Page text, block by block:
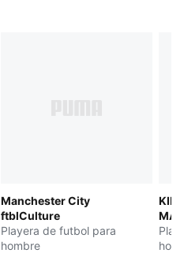
Manchester City
ftblCulture
Playera de futbol para
hombre